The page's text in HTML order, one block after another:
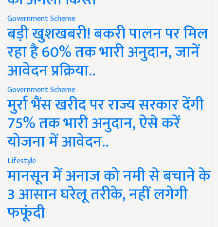
Government Scheme
बड़ी खुशखबरी! बकरी पालन पर मिल
रहा है 60% तक भारी अनुदान, जानें
आवेदन प्रक्रिया..
Government Scheme
मुर्रा भैंस खरीद पर राज्य सरकार देंगी
75% तक भारी अनुदान, ऐसे करें
योजना में आवेदन..
Lifestyle
मानसून में अनाज को नमी से बचाने के
3 आसान घरेलू तरीके, नहीं लगेगी
फफूंदी